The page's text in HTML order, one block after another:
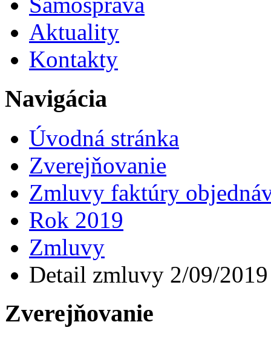
Aktuality
Kontakty
Navigácia
Úvodná stránka
Zverejňovanie
Zmluvy faktúry
Rok 2019
Zmluvy
Detail zmluvy 2/09/2019
Zverejňovanie